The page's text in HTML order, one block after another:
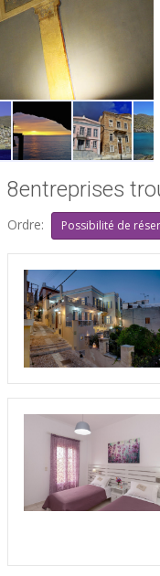
8entreprises
Ordre: Possibilité de